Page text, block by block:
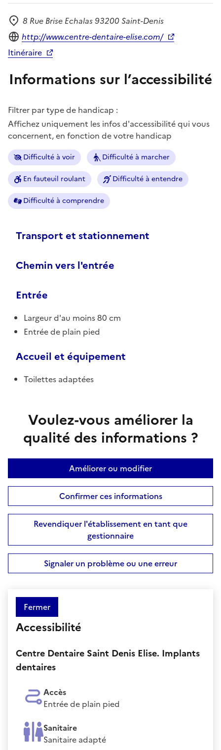
Adresse
8 Rue Brise Echalas 93200 Saint-Denis
Site internet
http://www.centre-dentaire-elise.com/
Itinéraire
Informations sur l’accessibilité
Filtrer par type de handicap :
Affichez uniquement les infos d'accessibilité qui vous
concernent, en fonction de votre handicap
Difficulté à voir Difficulté à marcher
En fauteuil roulant Difficulté à entendre
Difficulté à comprendre
Transport et stationnement
Chemin vers l'entrée
Entrée
Largeur d'au moins 80 cm
Entrée de plain pied
Accueil et équipement
Toilettes adaptées
Voulez-vous améliorer la
qualité des informations ?
Améliorer ou modifier
Confirmer ces informations
Revendiquer l'établissement en tant que
gestionnaire
Signaler un problème ou une erreur
Fermer
Accessibilité
Centre Dentaire Saint Denis Elise. Implants
dentaires
Accès
Entrée de plain pied
Sanitaire
Sanitaire adapté